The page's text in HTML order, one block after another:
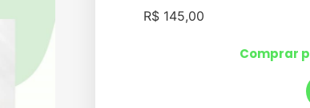
R$ 145,00
Comprar